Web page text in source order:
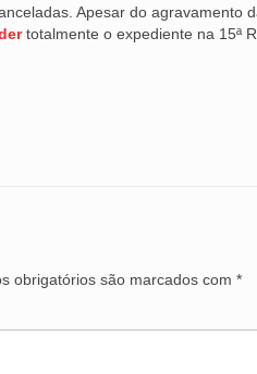
Apesar do agravamento
totalmente o expediente na 15ª
obrigatórios são marcados com *